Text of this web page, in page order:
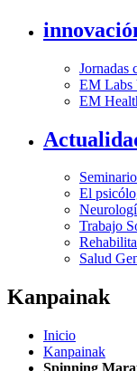
Jornadas
EM Labs
EM
El
Trabajo
Salud
Kanpainak
Inicio
Kanpainak